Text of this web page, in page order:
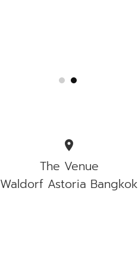
location_on
The Venue
Waldorf Astoria Bangkok